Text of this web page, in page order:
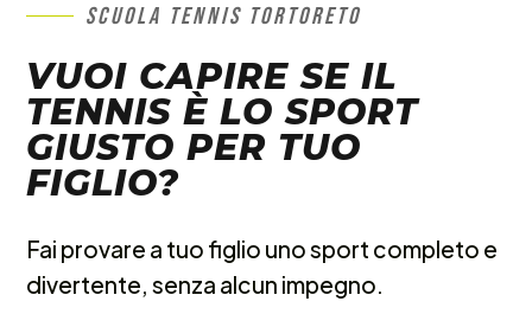
SCUOLA TENNIS TORTORETO
VUOI CAPIRE SE IL
TENNIS È LO SPORT
GIUSTO PER TUO
FIGLIO?
Fai provare a tuo figlio uno sport completo e
divertente, senza alcun impegno.